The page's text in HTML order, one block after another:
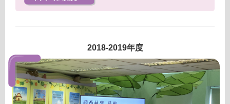
2018-2019年度